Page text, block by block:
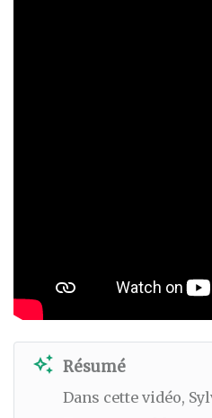
auto_awesome Résumé
Dans cette vidéo,